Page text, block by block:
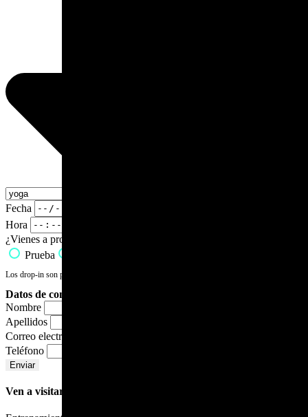
Fecha
Hora
¿Vienes a probar o drop-in?
Prueba
Los drop-in son para personas ya iniciadas y tienen un precio de 10€.
Datos de contacto
Nombre
Apellidos
Correo electrónico
Teléfono
Enviar
Ven a visitarnos